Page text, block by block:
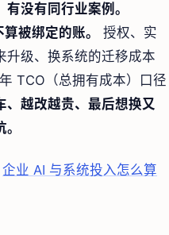
没有同行业案例。
被绑定的账。
授权、实
升级、换系统的迁移成本
TCO（总拥有成本）口径
、越改越贵、最后想换又
企业 AI 与系统投入怎么算